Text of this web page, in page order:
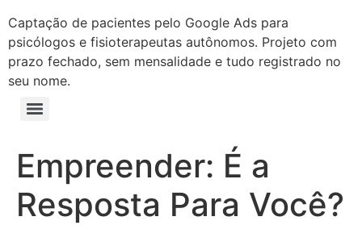
Captação de pacientes pelo Google Ads para
psicólogos e fisioterapeutas autônomos. Projeto com
prazo fechado, sem mensalidade e tudo registrado no
seu nome.
Empreender: É a
Resposta Para Você?